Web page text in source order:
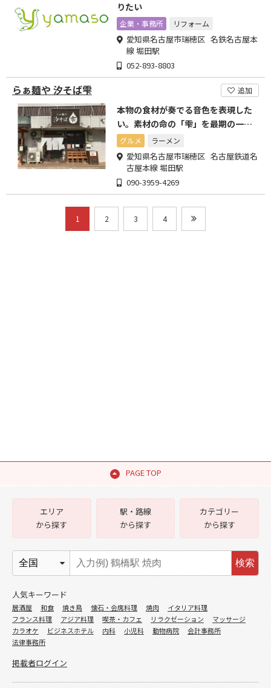
りたい
企業・事務所 リフォーム
愛知県名古屋市瑞穂区 名鉄名古屋本
線 堀田駅
052-893-8803
らぁ麺や 汐そば雫 追加
本物の食材が奏でる音色を表現した
い。素材の命の「雫」を最期の一滴
までご堪能ください。
グルメ ラーメン
愛知県名古屋市瑞穂区 名古屋鉄道名
古屋本線 堀田駅
090-3959-4269
1 2 3 4
PAGE TOP
エリア
から探す
駅・路線
から探す
カテゴリー
から探す
検索
人気キーワード
居酒屋 和食 焼き鳥 懐石・会席料理 焼肉
イタリア料理
フランス料理
アジア料理 喫茶・カフェ リラクゼーション
マッサージ
カラオケ
ビジネスホテル 内科 小児科 動物病院
会計事務所
法律事務所
掲載者ログイン